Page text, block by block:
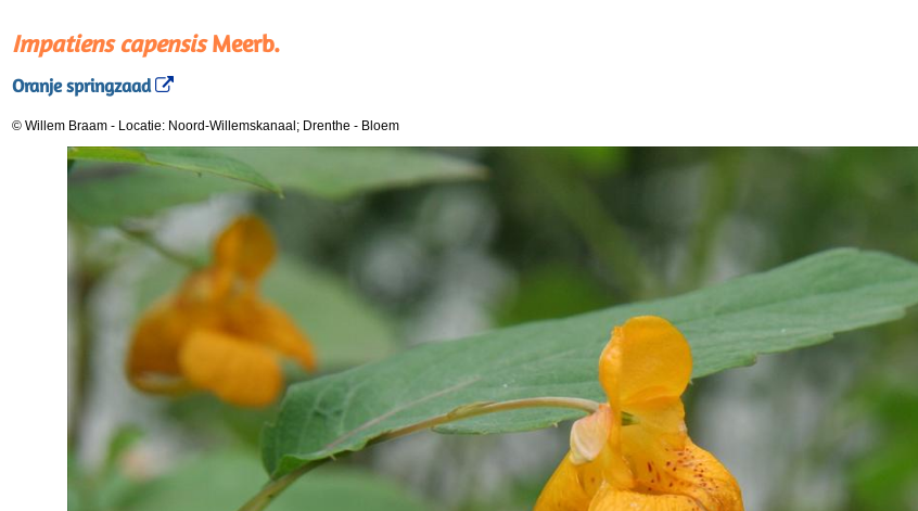
Impatiens capensisMeerb.
Oranje springzaad
© Willem Braam - Locatie: Noord-Willemskanaal; Drenthe - Bloem